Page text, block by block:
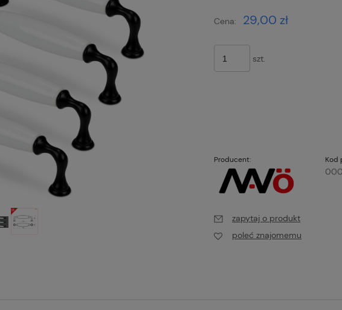
Cena: 29,00 zł
szt.
Producent: Kod
zapytaj o produkt
poleć znajomemu